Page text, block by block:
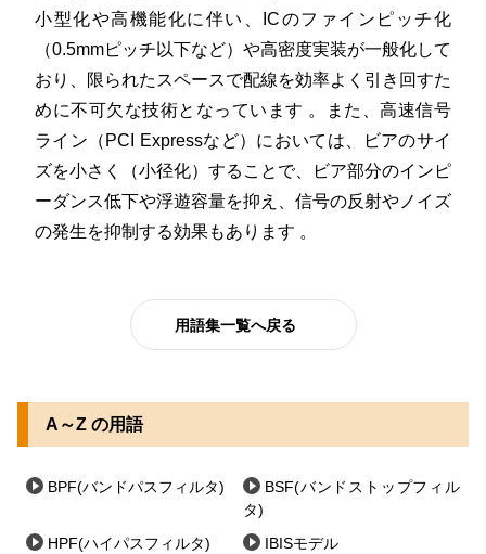
小型化や高機能化に伴い、ICのファインピッチ化
（0.5mmピッチ以下など）や高密度実装が一般化して
おり、限られたスペースで配線を効率よく引き回すた
めに不可欠な技術となっています 。また、高速信号
ライン（PCI Expressなど）においては、ビアのサイ
ズを小さく（小径化）することで、ビア部分のインピ
ーダンス低下や浮遊容量を抑え、信号の反射やノイズ
の発生を抑制する効果もあります 。
用語集一覧へ戻る
A～Z の用語
BPF(バンドパスフィルタ)
BSF(バンドストップフィル
タ)
HPF(ハイパスフィルタ) IBISモデル